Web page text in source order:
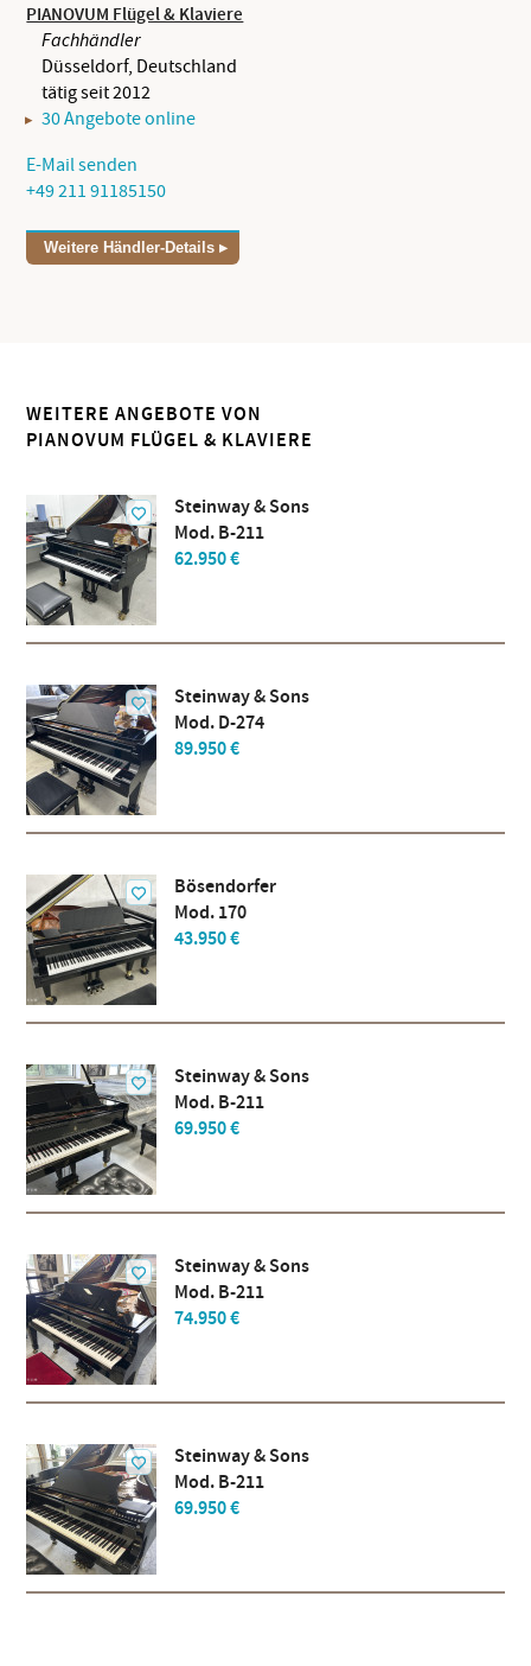
PIANOVUM Flügel & Klaviere
Fachhändler
Düsseldorf, Deutschland
tätig seit 2012
30 Angebote online
E-Mail senden
+49 211 91185150
Weitere Händler-Details
WEITERE ANGEBOTE VON
PIANOVUM FLÜGEL & KLAVIERE
Steinway & Sons
Mod. B-211
62.950 €
Steinway & Sons
Mod. D-274
89.950 €
Bösendorfer
Mod. 170
43.950 €
Steinway & Sons
Mod. B-211
69.950 €
Steinway & Sons
Mod. B-211
74.950 €
Steinway & Sons
Mod. B-211
69.950 €